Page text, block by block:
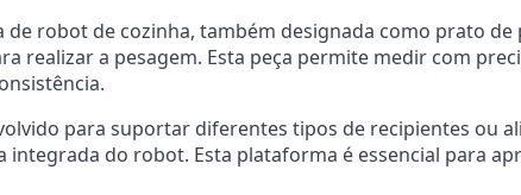
robot de cozinha, também designada como prato
realizar a pesagem. Esta peça permite medir com
para suportar diferentes tipos de recipientes ou
integrada do robot. Esta plataforma é essencial para